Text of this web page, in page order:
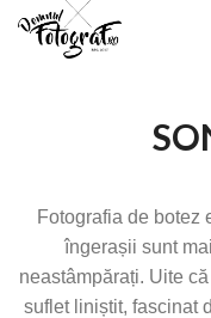
Fotografia de botez
îngerașii sunt
neastâmpărați. Uite
suflet liniștit, fascinat